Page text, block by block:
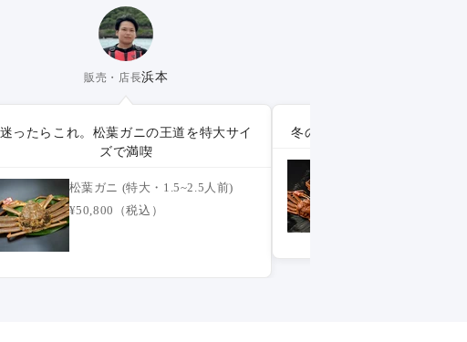
販売・店長浜本
迷ったらこれ。松葉ガニの王道を特大サイ
ズで満喫
松葉ガニ (特大・1.5~2.5人前)
¥50,800（税込）
冬の三大ブランドガニ、一